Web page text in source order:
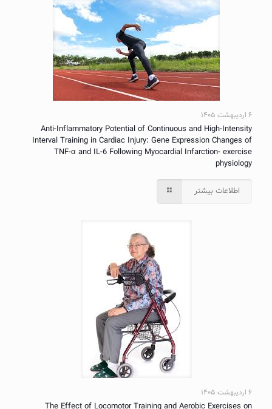
۶ اردیبهشت ۱۴۰۵
Anti-Inflammatory Potential of Continuous and High-Intensity
Interval Training in Cardiac Injury: Gene Expression Changes of
TNF-α and IL-6 Following Myocardial Infarction- exercise
physiology
اطلاعات بیشتر
۶ اردیبهشت ۱۴۰۵
The Effect of Locomotor Training and Aerobic Exercises on